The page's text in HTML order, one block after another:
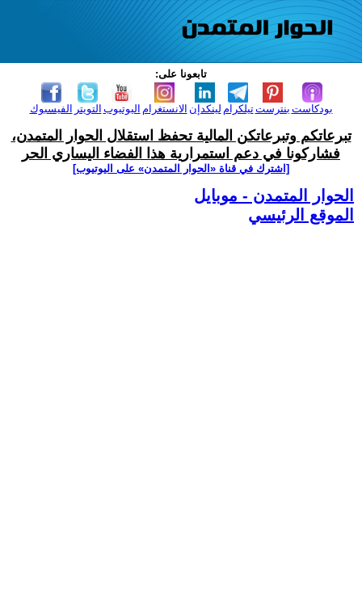
تابعونا على:
الفيسبوك التويتر اليوتيوب الانستغرام لينكدإن تيلكرامبنترست بودكاست
تبرعاتكم وتبرعاتكن المالية تحفظ استقلال الحوار المتمدن،
فشاركونا في دعم استمرارية هذا الفضاء اليساري الحر
[اشترك في قناة ‫«الحوار المتمدن» على اليوتيوب]
الحوار المتمدن - موبايل
الموقع الرئيسي